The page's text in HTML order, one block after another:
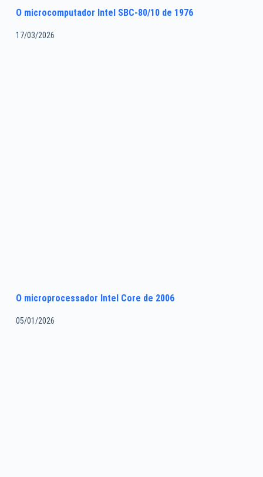
O microcomputador Intel SBC-80/10 de 1976
17/03/2026
O microprocessador Intel Core de 2006
05/01/2026